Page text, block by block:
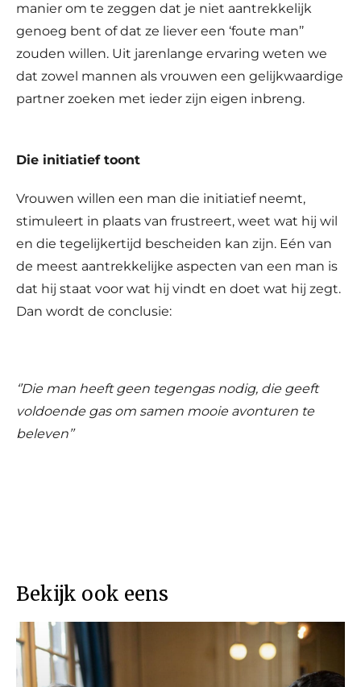
manier om te zeggen dat je niet aantrekkelijk
genoeg bent of dat ze liever een ‘foute man’’
zouden willen. Uit jarenlange ervaring weten we
dat zowel mannen als vrouwen een gelijkwaardige
partner zoeken met ieder zijn eigen inbreng.
Die initiatief toont
Vrouwen willen een man die initiatief neemt,
stimuleert in plaats van frustreert, weet wat hij wil
en die tegelijkertijd bescheiden kan zijn. Eén van
de meest aantrekkelijke aspecten van een man is
dat hij staat voor wat hij vindt en doet wat hij zegt.
Dan wordt de conclusie:
‘’Die man heeft geen tegengas nodig, die geeft
voldoende gas om samen mooie avonturen te
beleven’’
Bekijk ook eens